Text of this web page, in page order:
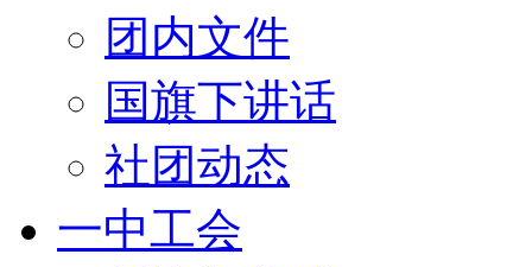
团内文件
国旗下讲话
社团动态
一中工会